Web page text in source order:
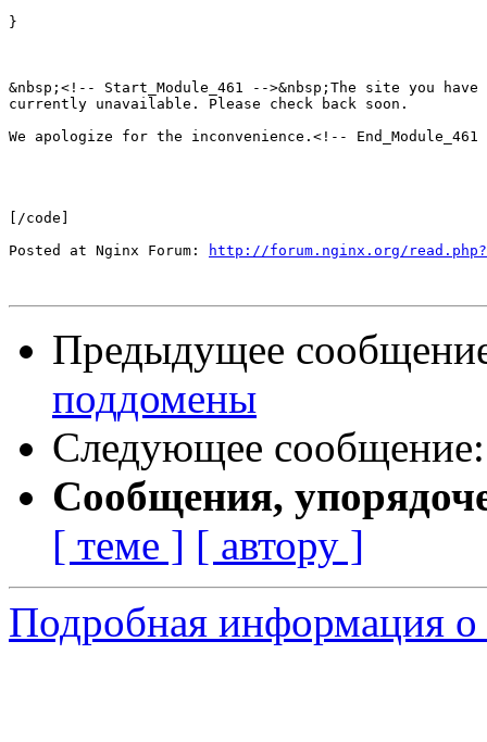
}
&nbsp;<!-- Start_Module_461 -->&nbsp;The site you
currently unavailable. Please check back soon.
We apologize for the inconvenience.<!-- End_Module_461
[/code]
Posted at Nginx Forum:
http://forum.nginx.org/
Предыдущее
поддомены
Следующее
Сообщения,
[ теме ] [ автору ]
Подробная информация